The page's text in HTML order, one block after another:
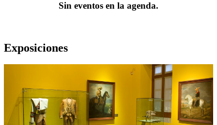
Sin eventos en la agenda.
Exposiciones